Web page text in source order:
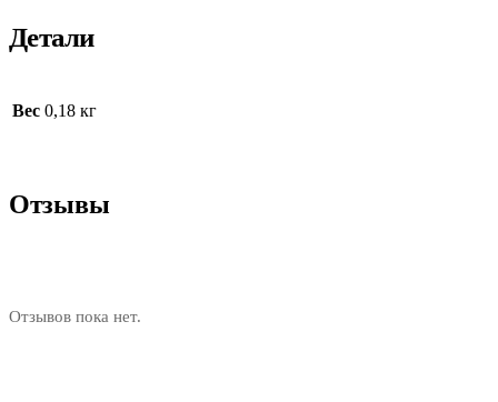
Детали
Вес 0,18 кг
Отзывы
Отзывов пока нет.